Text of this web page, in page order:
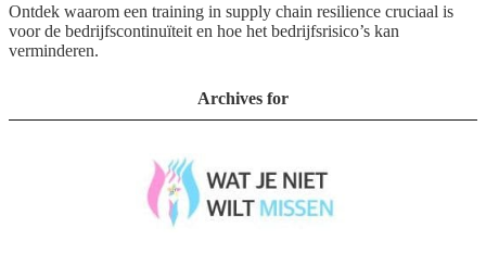
Ontdek waarom een training in supply chain resilience cruciaal is
voor de bedrijfscontinuïteit en hoe het bedrijfsrisico’s kan
verminderen.
Archives for